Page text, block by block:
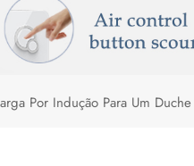
Por Indução Para Um